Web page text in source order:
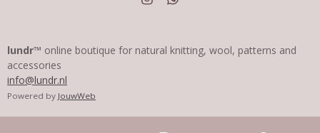
I
a
W
s
lundr™ online boutique for natural knitting, wool, patterns and
accessories
info@lundr.nl
Powered by JouwWeb